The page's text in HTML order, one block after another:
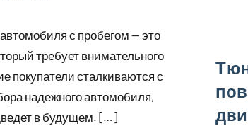
с пробегом — это
требует внимательного
покупатели сталкиваются с
надежного автомобиля,
в будущем. […]